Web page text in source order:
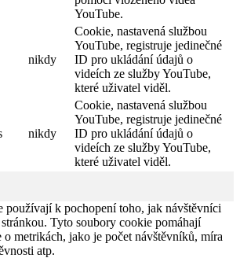
YouTube.
nikdy
Cookie, nastavená službou
YouTube, registruje jedinečné
ID pro ukládání údajů o
videích ze služby YouTube,
které uživatel viděl.
nikdy
Cookie, nastavená službou
YouTube, registruje jedinečné
ID pro ukládání údajů o
videích ze služby YouTube,
které uživatel viděl.
používají k pochopení toho, jak návštěvníci
Tyto soubory cookie pomáhají
metrikách, jako je počet návštěvníků, míra
atp.